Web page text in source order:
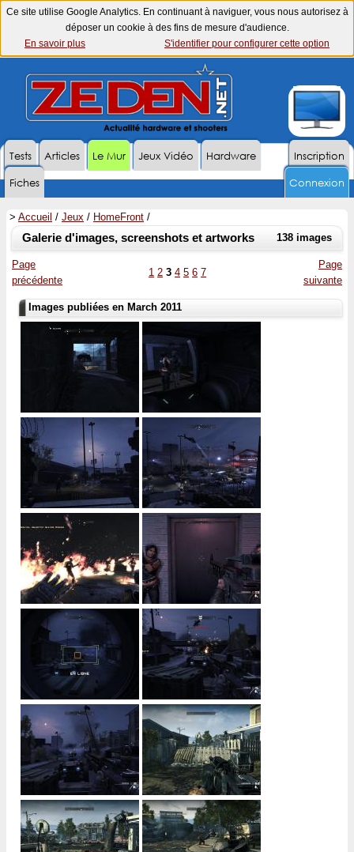
Ce site utilise Google Analytics. En continuant à naviguer, vous nous autorisez à
déposer un cookie à des fins de mesure d'audience.
En savoir plus
S'identifier pour configurer cette option
Inscription
Tests Articles Le Mur Jeux Vidéo
Hardware
Fiches
Connexion
> Accueil / Jeux / HomeFront /
138 images
Galerie d'images, screenshots et artworks
Page
précédente
1 2 3 4 5 6 7
Page
suivante
Images publiées en March 2011